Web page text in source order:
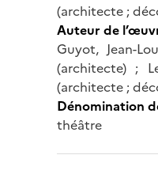
(architecte ;
Auteur de
Guyot, Jean-
(architecte) ;
(architecte ;
Dénomination
théâtre